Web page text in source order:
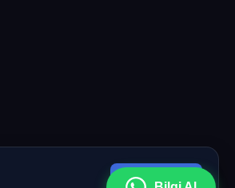
Kabul Et